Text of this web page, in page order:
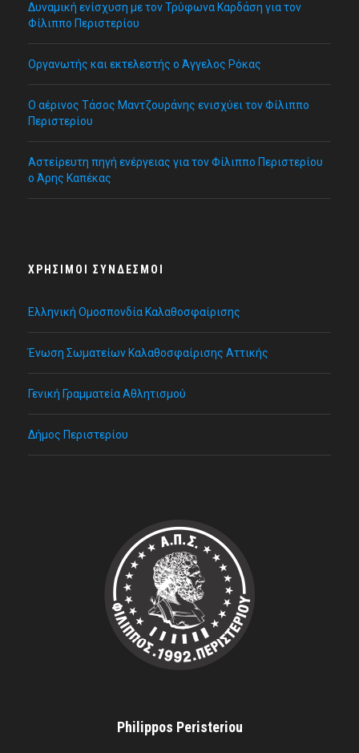
Δυναμική ενίσχυση με τον Τρύφωνα Καρδάση για τον
Φίλιππο Περιστερίου
Οργανωτής και εκτελεστής ο Άγγελος Ρόκας
Ο αέρινος Τάσος Μαντζουράνης ενισχύει τον Φίλιππο
Περιστερίου
Αστείρευτη πηγή ενέργειας για τον Φίλιππο Περιστερίου
ο Άρης Καπέκας
ΧΡΉΣΙΜΟΙ ΣΎΝΔΕΣΜΟΙ
Ελληνική Ομοσπονδία Καλαθοσφαίρισης
Ένωση Σωματείων Καλαθοσφαίρισης Αττικής
Γενική Γραμματεία Αθλητισμού
Δήμος Περιστερίου
Philippos Peristeriou